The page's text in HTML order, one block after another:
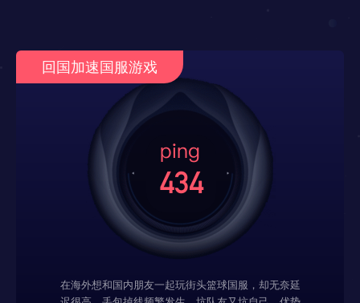
回国加速国服游戏
在海外想和国内朋友一起玩街头篮球国服，却无奈延